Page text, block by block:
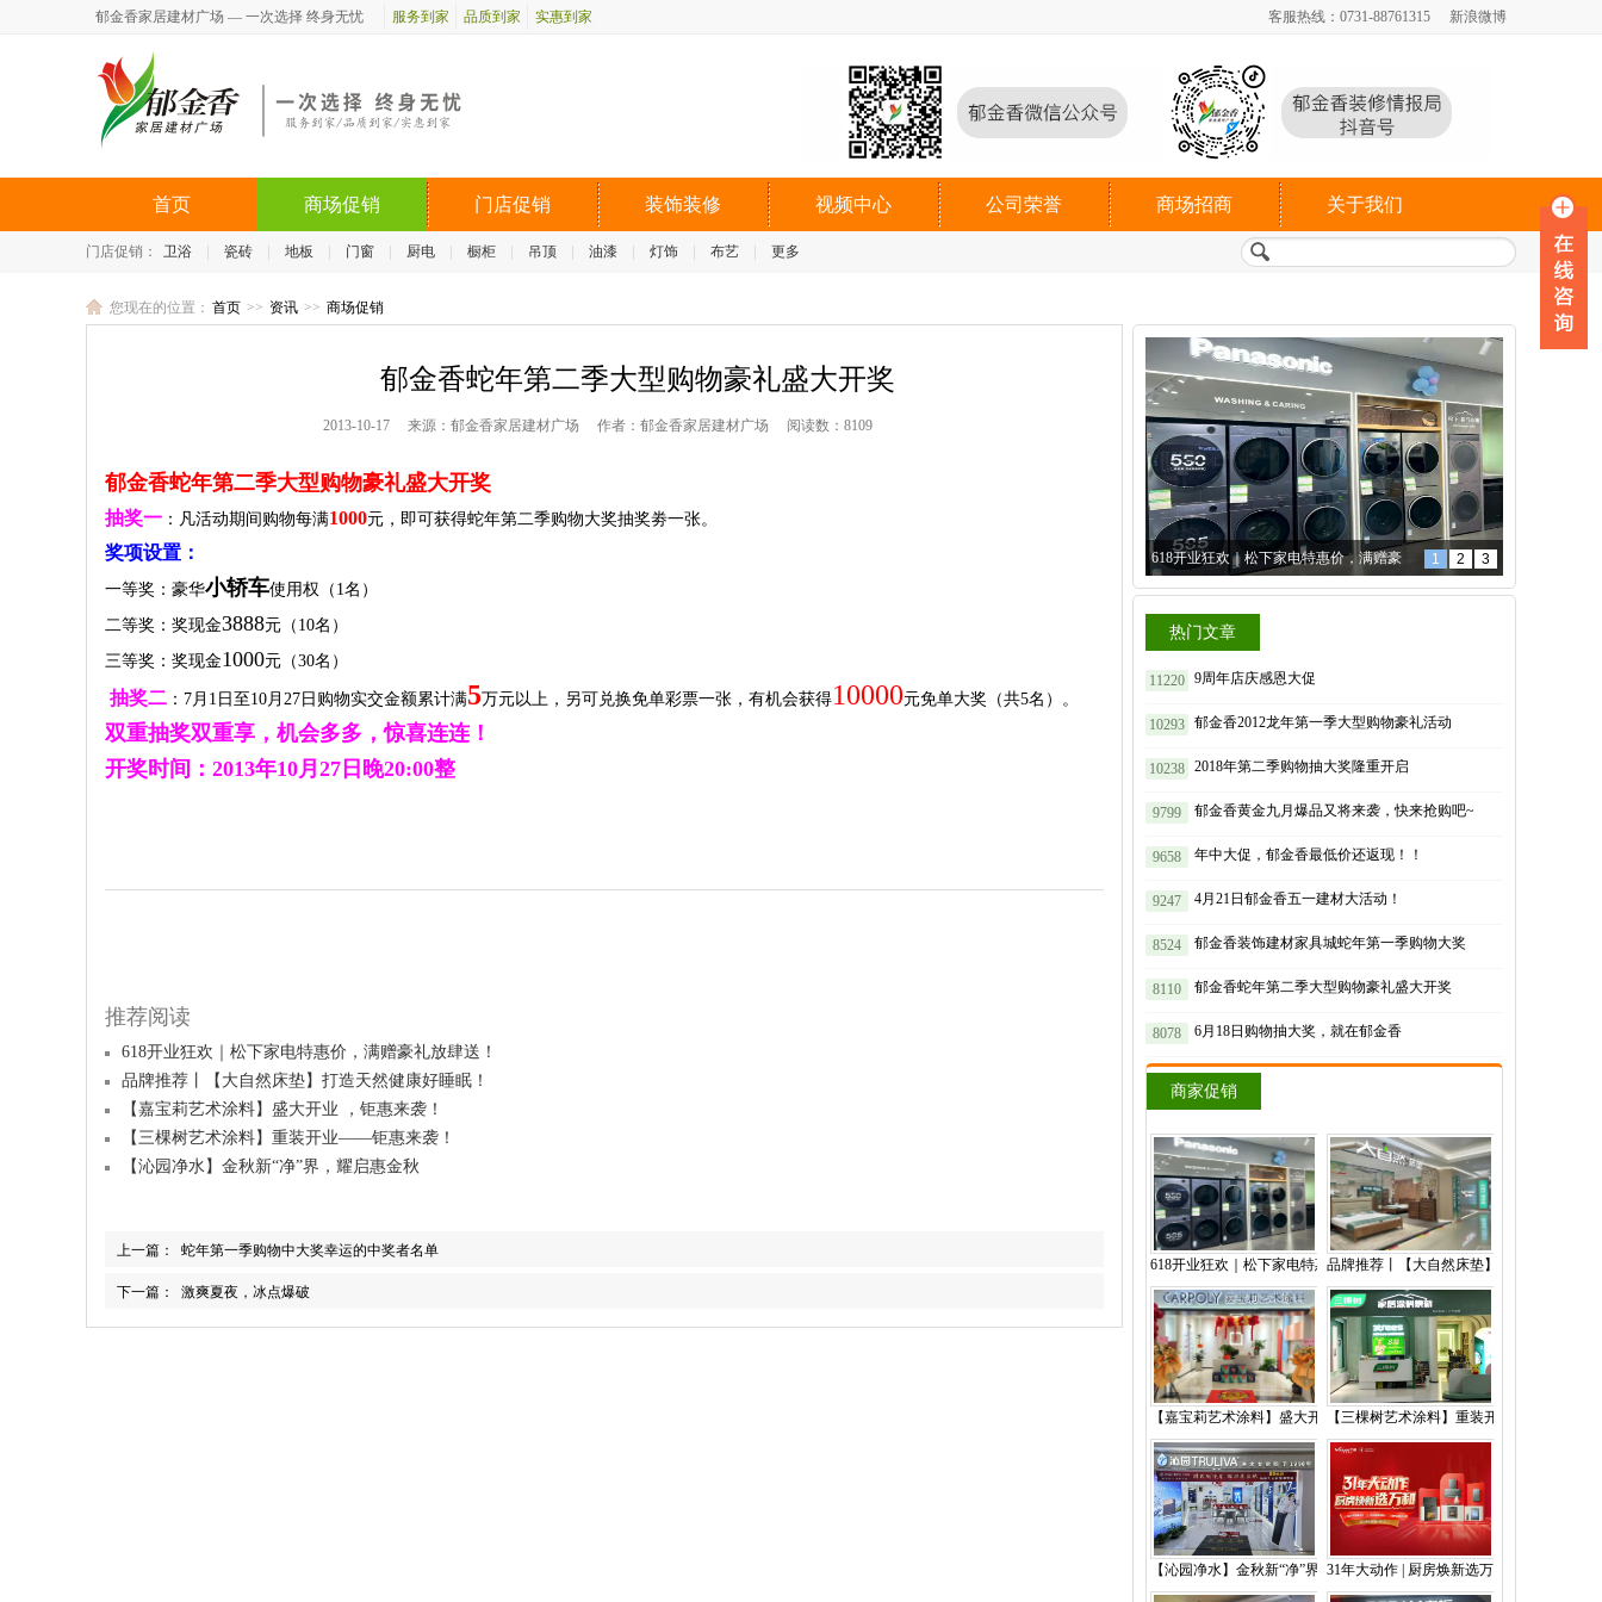
郁金香家居建材广场 — 一次选择 终身无忧 服务到家 品质到家 实惠到家 客服热线：0731-88761315 新浪微博
首页 商场促销 门店促销 装饰装修 视频中心 公司荣誉 商场招商 关于我们
门店促销： 卫浴 瓷砖 地板 门窗 厨电 橱柜 吊顶 油漆 灯饰 布艺 更多
您现在的位置： 首页 >> 资讯 >> 商场促销
郁金香蛇年第二季大型购物豪礼盛大开奖
2013-10-17 来源：郁金香家居建材广场 作者：郁金香家居建材广场 阅读数：8109
郁金香蛇年第二季大型购物豪礼盛大开奖
抽奖一 ：凡活动期间购物每满1000元，即可获得蛇年第二季购物大奖抽奖劵一张。
奖项设置：
一等奖：豪华小轿车使用权（ 1名）
二等奖：奖现金3888元（ 10名）
三等奖：奖现金1000元（30名）
抽奖二 ： 7月 1 日至 10月 27 日 购物实交金额累计满5万元以上，另可兑换免单彩票一张，有机会获得10000元免单大奖（共5名）。
双重抽奖双重享，机会多多，惊喜连连！
开奖时间： 2013年10月 27 日晚20:00整
推荐阅读
618开业狂欢｜松下家电特惠价，满赠豪礼放肆送！
品牌推荐丨【大自然床垫】打造天然健康好睡眠！
【嘉宝莉艺术涂料】盛大开业 ，钜惠来袭！
【三棵树艺术涂料】重装开业——钜惠来袭！
【沁园净水】金秋新“净”界，耀启惠金秋
上一篇： 蛇年第一季购物中大奖幸运的中奖者名单
下一篇： 激爽夏夜，冰点爆破
618开业狂欢｜松下家电特惠价，满赠豪
礼放肆送！品牌推荐丨【大自然床垫】打
造天然健康好睡眠！
1 2 3
热门文章
11220 9周年店庆感恩大促
10293 郁金香2012龙年第一季大型购物豪礼活动
10238 2018年第二季购物抽大奖隆重开启
9799 郁金香黄金九月爆品又将来袭，快来抢购吧~
9658 年中大促，郁金香最低价还返现！！
9247 4月21日郁金香五一建材大活动！
8524 郁金香装饰建材家具城蛇年第一季购物大奖
8110 郁金香蛇年第二季大型购物豪礼盛大开奖
8078 6月18日购物抽大奖，就在郁金香
商家促销
618开业狂欢｜松下家电特惠价，满赠豪礼放肆送！
品牌推荐丨【大自然床垫】打造天然健康好
【嘉宝莉艺术涂料】盛大开业 ，钜惠来袭！【三棵树艺术涂料】重装开业——钜惠来袭
【沁园净水】金秋新“净”界，耀启惠金秋31年大动作 | 厨房焕新选万和